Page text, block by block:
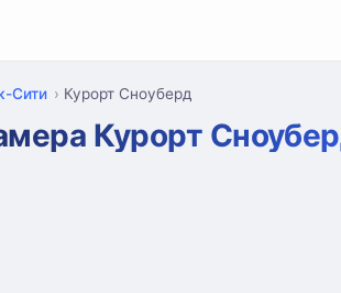
Сити Курорт Сноуберд
Курорт